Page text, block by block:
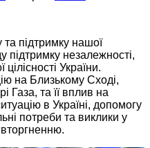
підтримку нашої
підтримку незалежності,
України.
на Близькому Сході,
Газа, та її вплив на
в Україні, допомогу
потреби та виклики у
вторгненню.